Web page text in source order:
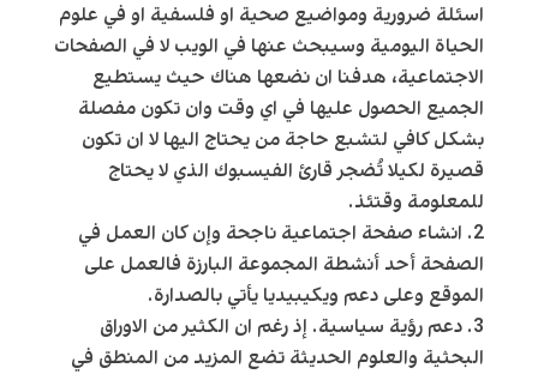
اسئلة ضرورية ومواضيع صحية او فلسفية او في علوم
الحياة اليومية وسيبحث عنها في الويب لا في الصفحات
الاجتماعية، هدفنا ان نضعها هناك حيث يستطيع
الجميع الحصول عليها في اي وقت وان تكون مفصلة
بشكل كافي لتشبع حاجة من يحتاج اليها لا ان تكون
قصيرة لكيلا تُضجر قارئ الفيسبوك الذي لا يحتاج
للمعلومة وقتئذ.
انشاء صفحة اجتماعية ناجحة وإن كان العمل في
الصفحة أحد أنشطة المجموعة البارزة فالعمل على
الموقع وعلى دعم ويكيبيديا يأتي بالصدارة.
دعم رؤية سياسية. إذ رغم ان الكثير من الاوراق
البحثية والعلوم الحديثة تضع المزيد من المنطق في